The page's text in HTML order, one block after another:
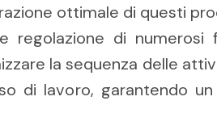
ottimale di questi
regolazione di numerosi
la sequenza delle
di lavoro, garantendo